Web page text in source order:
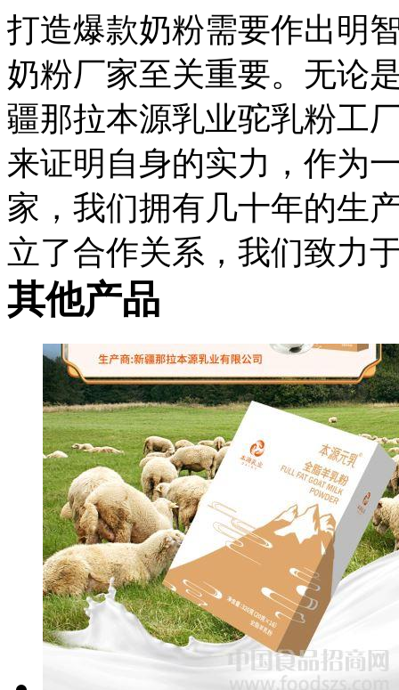
打造爆款奶粉需要作出明
奶粉厂家至关重要。无论
疆那拉本源乳业驼乳粉工
来证明自身的实力，作为
家，我们拥有几十年的生
立了合作关系，我们致力
业技术团队以及
成品的全过程，我们都提
是想要打造自己的奶粉品
得信赖的选择。
其他产品